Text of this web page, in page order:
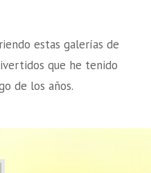
estas galerías de
que he tenido
de los años.